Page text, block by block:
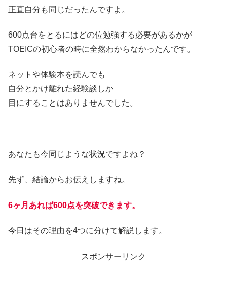
正直自分も同じだったんですよ。
600点台をとるにはどの位勉強する必要があるかが
TOEICの初心者の時に全然わからなかったんです。
ネットや体験本を読んでも
自分とかけ離れた経験談しか
目にすることはありませんでした。
あなたも今同じような状況ですよね？
先ず、結論からお伝えしますね。
6ヶ月あれば600点を突破できます。
今日はその理由を4つに分けて解説します。
スポンサーリンク